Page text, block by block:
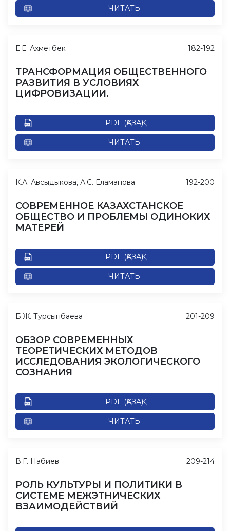
ЧИТАТЬ
Е.Е. Ахметбек
ТРАНСФОРМАЦИЯ ОБЩЕСТВЕННОГО
РАЗВИТИЯ В УСЛОВИЯХ
ЦИФРОВИЗАЦИИ.
PDF (ҚАЗАҚ)
ЧИТАТЬ
182-192
К.А. Авсыдыкова, А.С. Еламанова
СОВРЕМЕННОЕ КАЗАХСТАНСКОЕ
ОБЩЕСТВО И ПРОБЛЕМЫ ОДИНОКИХ
МАТЕРЕЙ
PDF (ҚАЗАҚ)
ЧИТАТЬ
192-200
Б.Ж. Турсынбаева
ОБЗОР СОВРЕМЕННЫХ
ТЕОРЕТИЧЕСКИХ МЕТОДОВ
ИССЛЕДОВАНИЯ ЭКОЛОГИЧЕСКОГО
СОЗНАНИЯ
PDF (ҚАЗАҚ)
ЧИТАТЬ
201-209
В.Г. Набиев
РОЛЬ КУЛЬТУРЫ И ПОЛИТИКИ В
СИСТЕМЕ МЕЖЭТНИЧЕСКИХ
ВЗАИМОДЕЙСТВИЙ
209-214